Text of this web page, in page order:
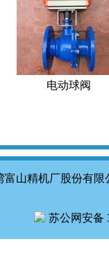
电动球阀
山精机厂股份有限
苏公网安备